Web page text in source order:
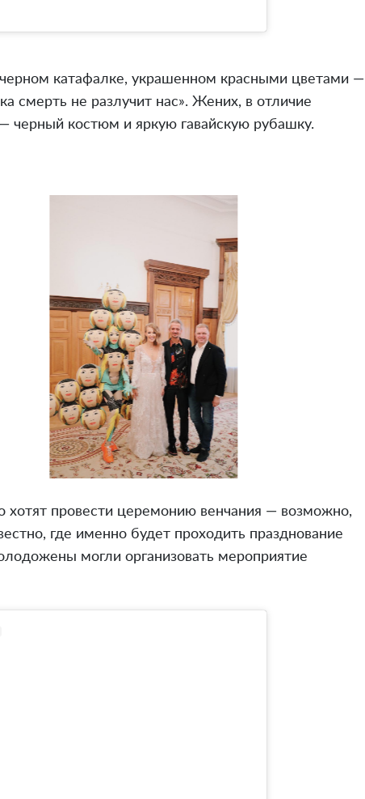
катафалке, украшенном красными цветами —
смерть не разлучит нас». Жених, в отличие
черный костюм и яркую гавайскую рубашку.
хотят провести церемонию венчания — возможно,
где именно будет проходить празднование
могли организовать мероприятие